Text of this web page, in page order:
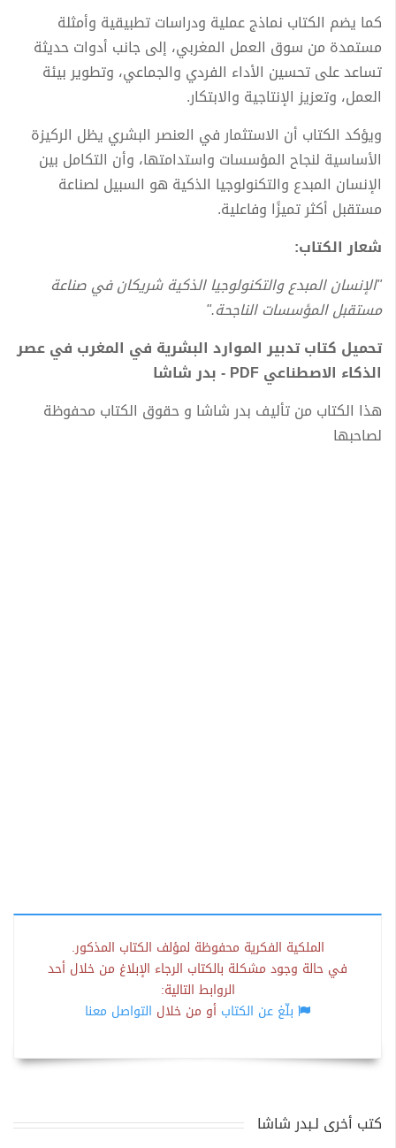
كما يضم الكتاب نماذج عملية ودراسات تطبيقية وأمثلة
مستمدة من سوق العمل المغربي، إلى جانب أدوات حديثة
تساعد على تحسين الأداء الفردي والجماعي، وتطوير بيئة
العمل، وتعزيز الإنتاجية والابتكار.
ويؤكد الكتاب أن الاستثمار في العنصر البشري يظل الركيزة
الأساسية لنجاح المؤسسات واستدامتها، وأن التكامل بين
الإنسان المبدع والتكنولوجيا الذكية هو السبيل لصناعة
مستقبل أكثر تميزًا وفاعلية.
شعار الكتاب:
"الإنسان المبدع والتكنولوجيا الذكية شريكان في صناعة
مستقبل المؤسسات الناجحة."
تحميل كتاب تدبير الموارد البشرية في المغرب في عصر
الذكاء الاصطناعي PDF - بدر شاشا
هذا الكتاب من تأليف بدر شاشا و حقوق الكتاب محفوظة
لصاحبها
الملكية الفكرية محفوظة لمؤلف الكتاب المذكور.
في حالة وجود مشكلة بالكتاب الرجاء الإبلاغ من خلال أحد
الروابط التالية:
بلّغ عن الكتاب أو من خلال التواصل معنا
كتب أخرى لـبدر شاشا